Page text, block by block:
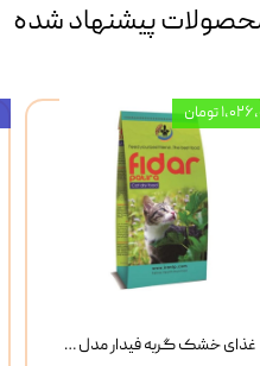
پیشنهاد شده
غذای خشک گربه فیدار مدل Adult وزن 10 کیلوگرم
تومان